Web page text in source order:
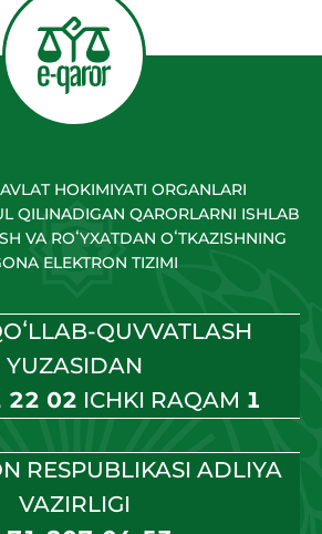
HOKIMIYATI ORGANLARI
QILINADIGAN QARORLARNI ISHLAB
VA ROʻYXATDAN OʻTKAZISHNING
ELEKTRON TIZIMI
QUVVATLASH
YUZASIDAN
22 02 ICHKI RAQAM 1
RESPUBLIKASI ADLIYA
VAZIRLIGI